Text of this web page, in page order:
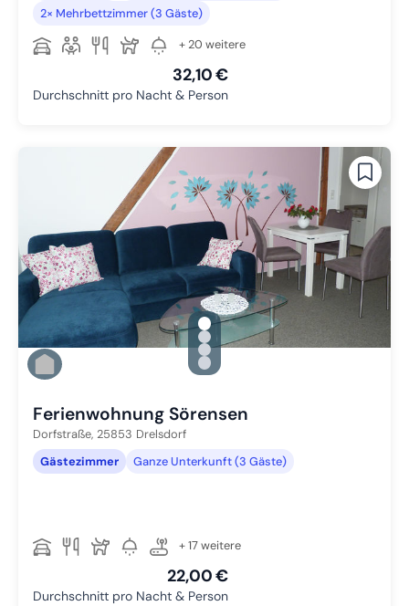
2× Mehrbettzimmer (3 Gäste)
+ 20 weitere
32,10 €
Durchschnitt pro Nacht & Person
gallery.slide_selector
Zu Slide 1 wechseln
Zu Slide 2 wechseln
Zu Slide 3 wechseln
Zu Slide 4 wechseln
Ferienwohnung Sörensen
Dorfstraße, 25853 Drelsdorf
Gästezimmer
Ganze Unterkunft (3 Gäste)
+ 17 weitere
22,00 €
Durchschnitt pro Nacht & Person